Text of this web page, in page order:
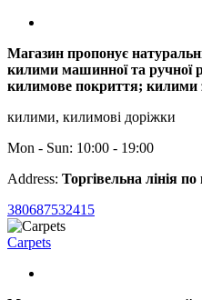
Магазин пропонує
килими машинної та ручної
килимове покриття; килими
килими, килимові доріжки
Mon - Sun: 10:00 - 19:00
Address: Торгівельна лінія
380687532415
Carpets